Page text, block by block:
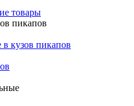
товары
пикапов
кузов пикапов